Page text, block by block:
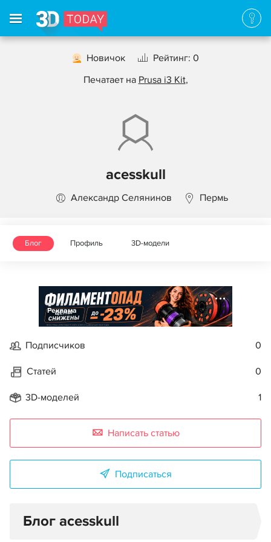
Новичок
Рейтинг: 0
Печатает на Prusa i3 Kit,
acesskull
Александр Селянинов Пермь
Блог Профиль 3D-модели
Реклама
Подписчиков 0
Статей 0
3D-моделей 1
Написать статью
Подписаться
Блог acesskull